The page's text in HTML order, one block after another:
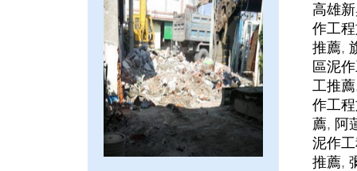
高雄
作工
推薦,
區泥
工推薦
作工
薦, 阿
泥作
推薦,